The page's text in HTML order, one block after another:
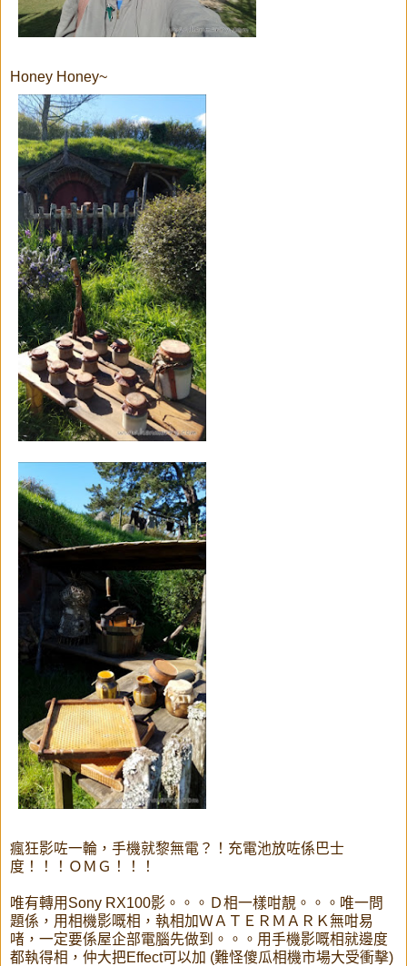
Honey Honey~
瘋狂影咗一輪，手機就黎無電？！充電池放咗係巴士
度！！！ＯＭＧ！！！
唯有轉用Sony RX100影。。。Ｄ相一樣咁靚。。。唯一問
題係，用相機影嘅相，執相加ＷＡＴＥＲＭＡＲＫ無咁易
啫，一定要係屋企部電腦先做到。。。用手機影嘅相就邊度
都執得相，仲大把Effect可以加 (難怪傻瓜相機市場大受衝擊)